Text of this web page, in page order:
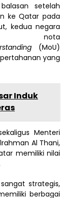
setelah
ke Qatar pada
kedua negara
nota
(MoU)
yang
Induk
Menteri
Al Thani,
memiliki nilai
strategis,
berbagai